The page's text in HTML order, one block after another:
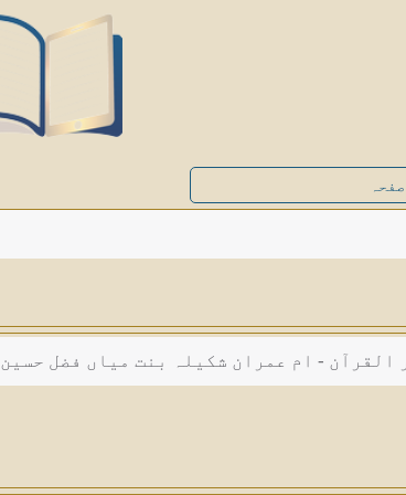
صفحہ
القرآن - ام عمران شکیلہ بنت میاں فضل حسین